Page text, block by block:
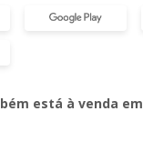
está à venda